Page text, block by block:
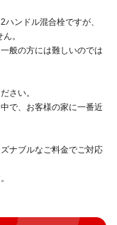
ンドル混合栓ですが、
。
般の方には難しいのでは
さい。
で、お客様の家に一番近
ナブルなご料金でご対応